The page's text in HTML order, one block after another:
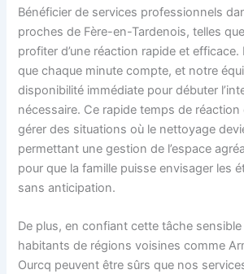
Bénéficier de services professionnels
proches de Fère-en-Tardenois, telles
profiter d’une réaction rapide et
que chaque minute compte, et notre
disponibilité immédiate pour débuter
nécessaire. Ce rapide temps de
gérer des situations où le nettoyage
permettant une gestion de l’espace
pour que la famille puisse envisager les
sans anticipation.
De plus, en confiant cette tâche
habitants de régions voisines comme
Ourcq peuvent être sûrs que nos